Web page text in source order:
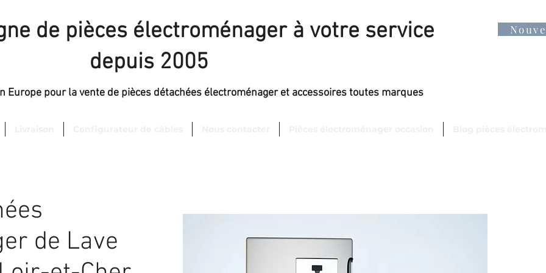
de pièces électroménager à votre service
depuis 2005
Europe pour la vente de pièces détachées électroménager et accessoires toutes marques
de Lave